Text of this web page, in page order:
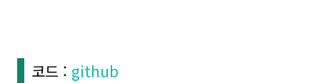
코드 : github